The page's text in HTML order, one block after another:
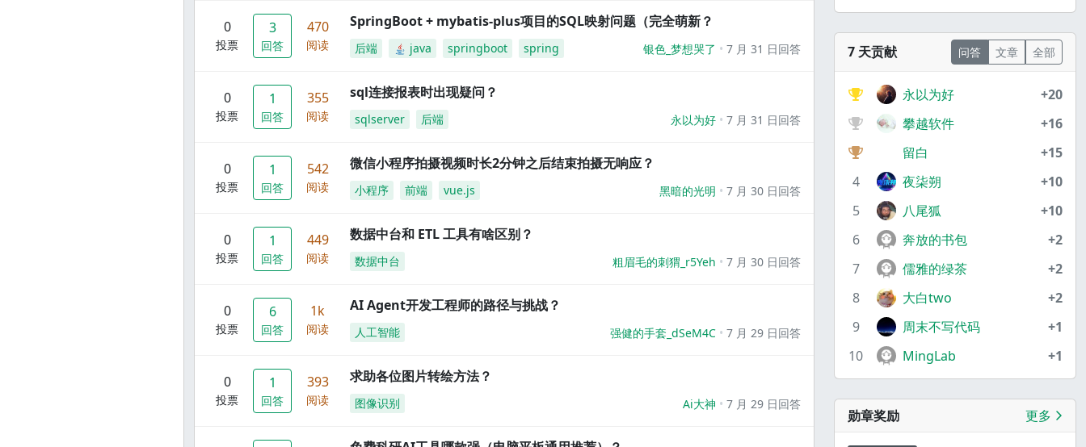
0
投票
3
回答
470
阅读
SpringBoot + mybatis-plus项目的SQL映射问题（完全萌新？
后端 java springboot spring 银色_梦想哭了 7 月 31 日回答
0
投票
1
回答
355
阅读
sql连接报表时出现疑问？
sqlserver 后端 永以为好 7 月 31 日回答
0
投票
1
回答
542
阅读
微信小程序拍摄视频时长2分钟之后结束拍摄无响应？
小程序 前端 vue.js 黑暗的光明 7 月 30 日回答
0
投票
1
回答
449
阅读
数据中台和 ETL 工具有啥区别？
数据中台 粗眉毛的刺猬_r5Yeh 7 月 30 日回答
0
投票
6
回答
1k
阅读
AI Agent开发工程师的路径与挑战？
人工智能 强健的手套_dSeM4C 7 月 29 日回答
0
投票
1
回答
393
阅读
求助各位图片转绘方法？
图像识别 Ai大神 7 月 29 日回答
7 天贡献 问答 文章 全部
永以为好
+20
攀越软件
+16
留白
+15
4
夜柒朔
+10
5
八尾狐
+10
6
奔放的书包
+2
7
儒雅的绿茶
+2
8
大白two
+2
9
周末不写代码
+1
10
MingLab +1
勋章奖励 更多